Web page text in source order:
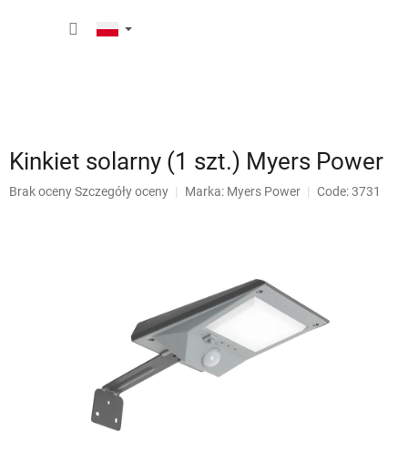
Kinkiet solarny (1 szt.) Myers Power
Średnia
Brak ocenySzczegóły oceny Marka: Myers Power Code: 3731